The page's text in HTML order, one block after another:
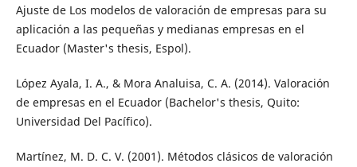
Ajuste de Los modelos de valoración de empresas para su
aplicación a las pequeñas y medianas empresas en el
Ecuador (Master's thesis, Espol).
López Ayala, I. A., & Mora Analuisa, C. A. (2014). Valoración
de empresas en el Ecuador (Bachelor's thesis, Quito:
Universidad Del Pacífico).
Martínez, M. D. C. V. (2001). Métodos clásicos de valoración